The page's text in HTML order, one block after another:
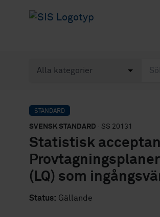
STANDARD
SVENSK STANDARD · SS 20131
Statistisk
(LQ) som
Status: Gällande